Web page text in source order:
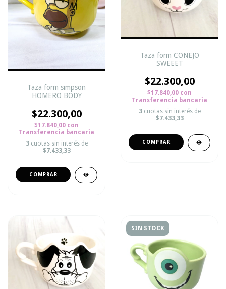
Taza form simpson
HOMERO BODY
$22.300,00
$17.840,00 con
Transferencia bancaria
3 cuotas sin interés de
$7.433,33
Taza form CONEJO
SWEEET
$22.300,00
$17.840,00 con
Transferencia bancaria
3 cuotas sin interés de
$7.433,33
SIN STOCK